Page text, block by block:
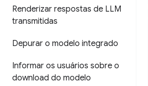
Renderizar respostas de LLM
transmitidas
Depurar o modelo integrado
Informar os usuários sobre o
download do modelo